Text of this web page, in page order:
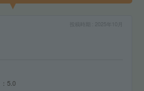
2025年10月
5.0